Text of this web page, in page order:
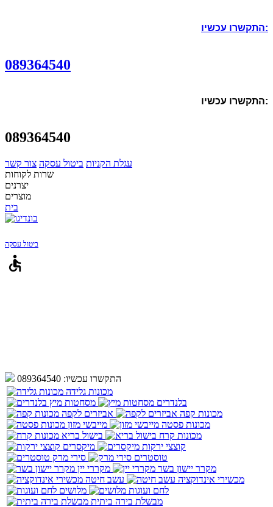
התקשרו עכשיו:
089364540
התקשרו עכשיו:
089364540
עגלת הקניות ביטול עסקה צור קשר
שרות לקוחות
יצרנים
מוצרים
בית
ביטול עסקה
accessible
התקשרו עכשיו: 089364540
מכונות גלידה
בלנדרים
מסחטות מיץ
מכונות קפה
אביזרים לקפה
מכונות פסטה
מייבשי מזון
מכונות קרח
בישול בריא
קוצצי ירקות
מיקסרים
טוסטרים
סירי מרק
מקרר יישון בשר
מקררי יין
מכשירי אינדוקציה
עשב חיטה
לחם ועוגות
מלושים
מבשלת בירה ביתית